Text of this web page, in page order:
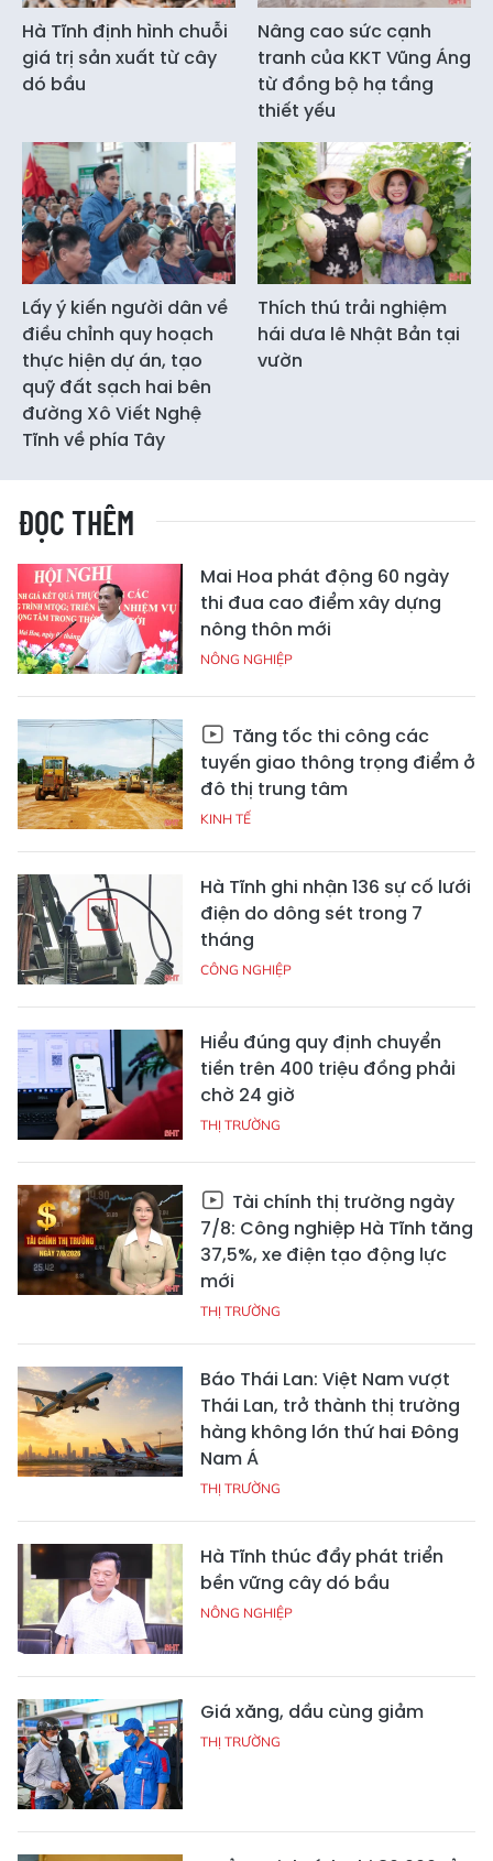
Hà Tĩnh định hình chuỗi
giá trị sản xuất từ cây
dó bầu
Nâng cao sức cạnh
tranh của KKT Vũng Áng
từ đồng bộ hạ tầng
thiết yếu
Lấy ý kiến người dân về
điều chỉnh quy hoạch
thực hiện dự án, tạo
quỹ đất sạch hai bên
đường Xô Viết Nghệ
Tĩnh về phía Tây
Thích thú trải nghiệm
hái dưa lê Nhật Bản tại
vườn
ĐỌC THÊM
Mai Hoa phát động 60 ngày
thi đua cao điểm xây dựng
nông thôn mới
NÔNG NGHIỆP
Tăng tốc thi công các
tuyến giao thông trọng điểm ở
đô thị trung tâm
KINH TẾ
Hà Tĩnh ghi nhận 136 sự cố lưới
điện do dông sét trong 7
tháng
CÔNG NGHIỆP
Hiểu đúng quy định chuyển
tiền trên 400 triệu đồng phải
chờ 24 giờ
THỊ TRƯỜNG
Tài chính thị trường ngày
7/8: Công nghiệp Hà Tĩnh tăng
37,5%, xe điện tạo động lực
mới
THỊ TRƯỜNG
Báo Thái Lan: Việt Nam vượt
Thái Lan, trở thành thị trường
hàng không lớn thứ hai Đông
Nam Á
THỊ TRƯỜNG
Hà Tĩnh thúc đẩy phát triển
bền vững cây dó bầu
NÔNG NGHIỆP
Giá xăng, dầu cùng giảm
THỊ TRƯỜNG